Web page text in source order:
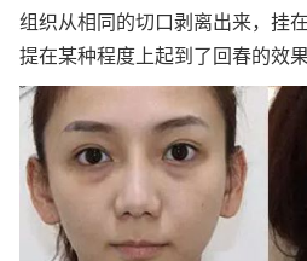
组织从相同的切口剥离出来，挂
提在某种程度上起到了回春的效果